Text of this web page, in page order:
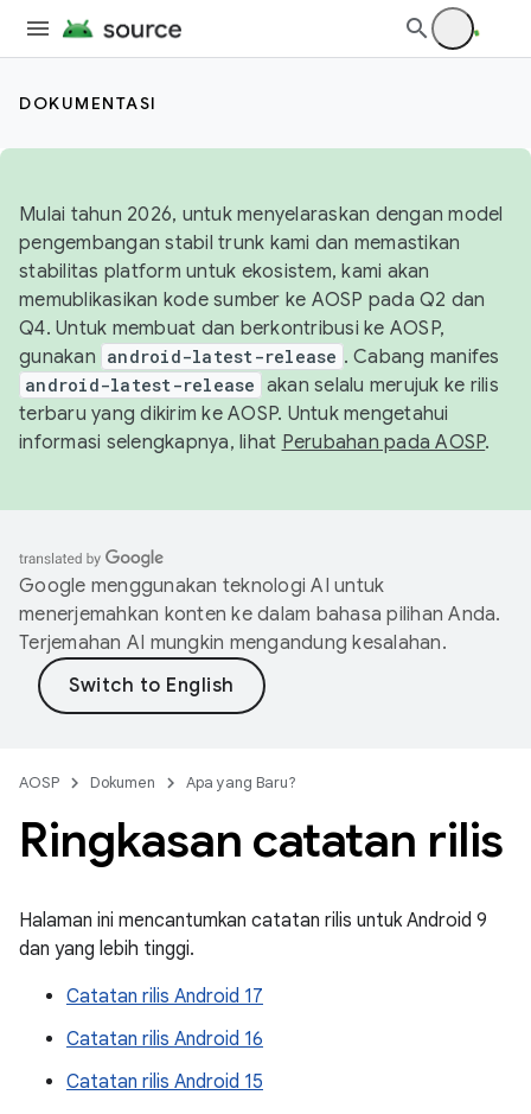
DOKUMENTASI
Mulai tahun 2026, untuk menyelaraskan dengan model
pengembangan stabil trunk kami dan memastikan
stabilitas platform untuk ekosistem, kami akan
memublikasikan kode sumber ke AOSP pada Q2 dan
Q4. Untuk membuat dan berkontribusi ke AOSP,
gunakan android-latest-release . Cabang manifes
android-latest-release akan selalu merujuk ke rilis
terbaru yang dikirim ke AOSP. Untuk mengetahui
informasi selengkapnya, lihat Perubahan pada AOSP.
Google menggunakan teknologi AI untuk
menerjemahkan konten ke dalam bahasa pilihan Anda.
Terjemahan AI mungkin mengandung kesalahan.
AOSP Dokumen Apa yang Baru?
Ringkasan catatan rilis
Halaman ini mencantumkan catatan rilis untuk Android 9
dan yang lebih tinggi.
Catatan rilis Android 17
Catatan rilis Android 16
Catatan rilis Android 15